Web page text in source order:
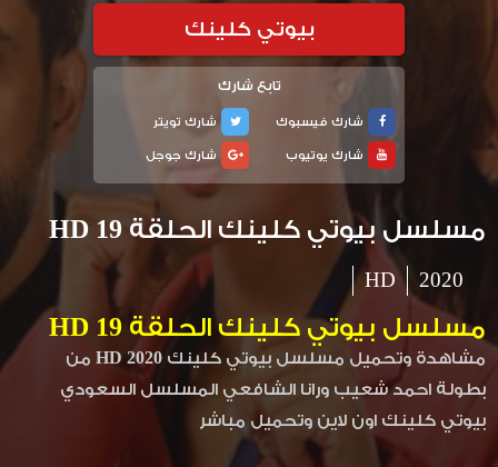
بيوتي كلينك
تابع شارك
شارك فيسبوك
شارك تويتر
شارك يوتيوب
شارك جوجل
مسلسل بيوتي كلينك الحلقة 19 HD
2020
HD
مسلسل بيوتي كلينك الحلقة 19 HD
مشاهدة وتحميل مسلسل بيوتي كلينك 2020 HD من
بطولة احمد شعيب ورانا الشافعي المسلسل السعودي
بيوتي كلينك اون لاين وتحميل مباشر